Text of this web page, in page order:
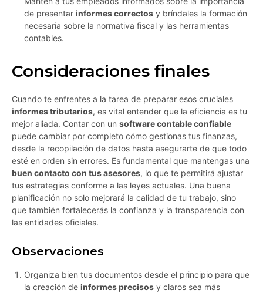
de presentar informes correctos y bríndales la formación
necesaria sobre la normativa fiscal y las herramientas
contables.
Consideraciones finales
Cuando te enfrentes a la tarea de preparar esos cruciales
informes tributarios, es vital entender que la eficiencia es tu
mejor aliada. Contar con un software contable confiable
puede cambiar por completo cómo gestionas tus finanzas,
desde la recopilación de datos hasta asegurarte de que todo
esté en orden sin errores. Es fundamental que mantengas una
buen contacto con tus asesores, lo que te permitirá ajustar
tus estrategias conforme a las leyes actuales. Una buena
planificación no solo mejorará la calidad de tu trabajo, sino
que también fortalecerás la confianza y la transparencia con
las entidades oficiales.
Observaciones
Organiza bien tus documentos desde el principio para que
la creación de informes precisos y claros sea más